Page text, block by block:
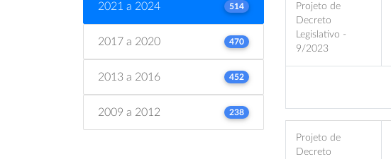
2021 a 2024 514
2017 a 2020 470
2013 a 2016 452
2009 a 2012 238
Projeto de
Decreto
Legislativo -
9/2023
Projeto de
Decreto